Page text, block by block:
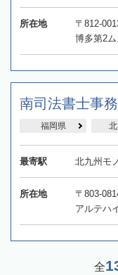
所在地
〒812-
博多第2
南司法書士事
福岡県
最寄駅 北九州モ
所在地
〒803-
アルテハ
全